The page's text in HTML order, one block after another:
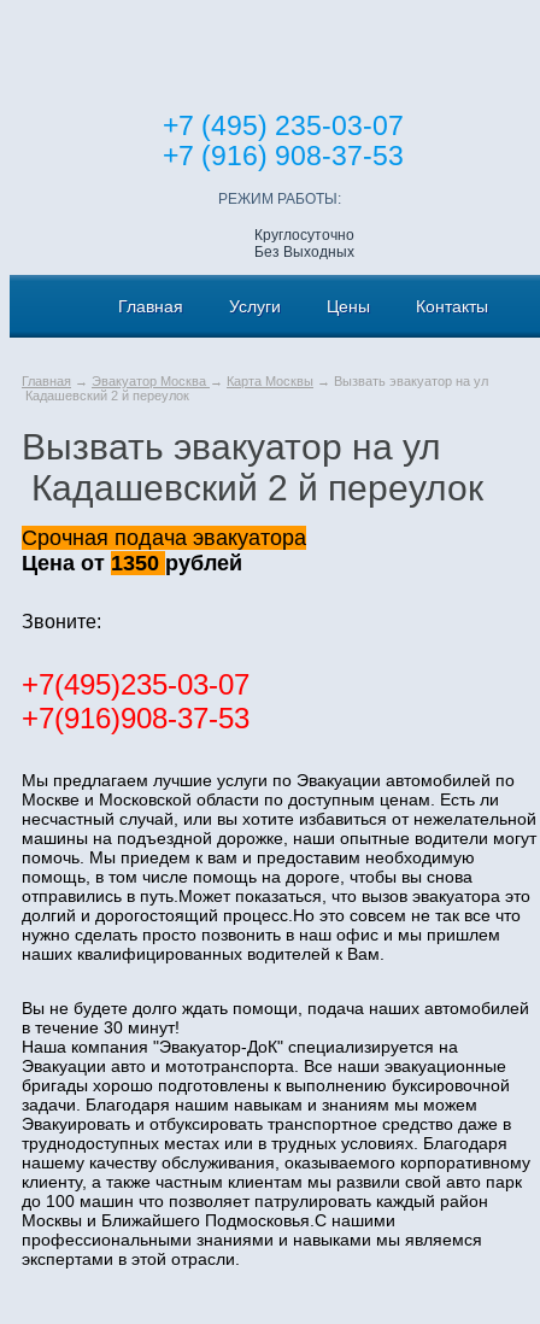
+7 (495) 235-03-07
+7 (916) 908-37-53
РЕЖИМ РАБОТЫ:
Круглосуточно
Без Выходных
Главная Услуги Цены Контакты
Главная → Эвакуатор Москва → Карта Москвы → Вызвать эвакуатор на ул
Кадашевский 2 й переулок
Вызвать эвакуатор на ул
Кадашевский 2 й переулок
Срочная подача эвакуатора
Цена от 1350 рублей
Звоните:
+7(495)235-03-07
+7(916)908-37-53
Мы предлагаем лучшие услуги по Эвакуации автомобилей по
Москве и Московской области по доступным ценам. Есть ли
несчастный случай, или вы хотите избавиться от нежелательной
машины на подъездной дорожке, наши опытные водители могут
помочь. Мы приедем к вам и предоставим необходимую
помощь, в том числе помощь на дороге, чтобы вы снова
отправились в путь.Может показаться, что вызов эвакуатора это
долгий и дорогостоящий процесс.Но это совсем не так все что
нужно сделать просто позвонить в наш офис и мы пришлем
наших квалифицированных водителей к Вам.
Вы не будете долго ждать помощи, подача наших автомобилей
в течение 30 минут!
Наша компания "Эвакуатор-ДоК" специализируется на
Эвакуации авто и мототранспорта. Все наши эвакуационные
бригады хорошо подготовлены к выполнению буксировочной
задачи. Благодаря нашим навыкам и знаниям мы можем
Эвакуировать и отбуксировать транспортное средство даже в
труднодоступных местах или в трудных условиях. Благодаря
нашему качеству обслуживания, оказываемого корпоративному
клиенту, а также частным клиентам мы развили свой авто парк
до 100 машин что позволяет патрулировать каждый район
Москвы и Ближайшего Подмосковья.С нашими
профессиональными знаниями и навыками мы являемся
экспертами в этой отрасли.